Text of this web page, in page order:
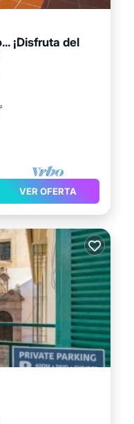
¡Disfruta del
VER OFERTA